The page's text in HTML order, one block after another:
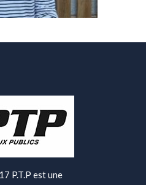
P.T.P est une